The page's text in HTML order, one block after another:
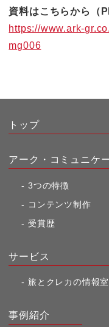
資料はこちらから（
https://www.ark-
mg006
トップ
アーク・コミュニケ
3つの特徴
コンテンツ制作
受賞歴
サービス
旅とクレカの情報
事例紹介